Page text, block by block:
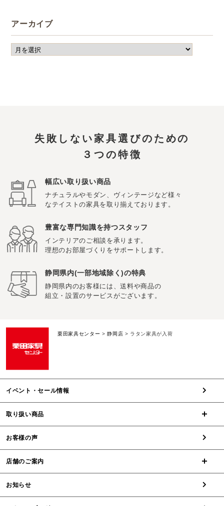
アーカイブ
失敗しない家具選びのための
３つの特徴
幅広い取り扱い商品
ナチュラルやモダン、ヴィンテージなど様々
なテイストの家具を取り揃えております。
豊富な専門知識を持つスタッフ
インテリアのご相談を承ります。
理想のお部屋づくりをサポートします。
静岡県内(一部地域除く)の特典
静岡県内のお客様には、送料や商品の
組立・設置のサービスがございます。
栗田家具センター >静岡店 > ラタン家具が入荷
イベント・セール情報
取り扱い商品
お客様の声
店舗のご案内
お知らせ